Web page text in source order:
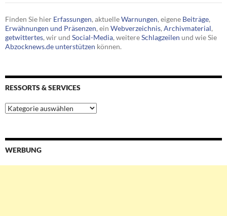
Finden Sie hier Erfassungen, aktuelleWarnungen, eigene Beiträge,
Erwähnungen und Präsenzen, ein Webverzeichnis, Archivmaterial,
getwittertes, wir und Social-Media, weitereSchlagzeilen und wie Sie
Abzocknews.de unterstützen können.
RESSORTS & SERVICES
Ressorts
&
WERBUNG